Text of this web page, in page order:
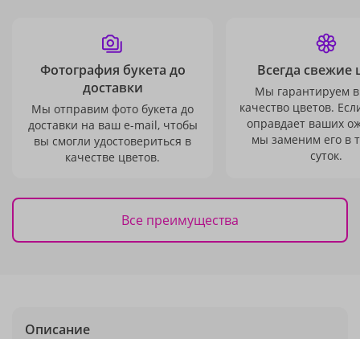
Фотография букета до
доставки
Мы отправим фото букета до
доставки на ваш e-mail, чтобы
вы смогли удостовериться в
качестве цветов.
Всегда свежие
Мы гарантируем
качество цветов.
оправдает ваших
мы заменим его в
суток.
Все преимущества
Описание